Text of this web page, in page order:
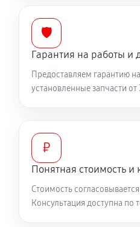
🛡️
Гарантия на работы и
Предоставляем гарантию
установленные запчасти
₽
Понятная стоимость и
Стоимость
Консультация доступна по